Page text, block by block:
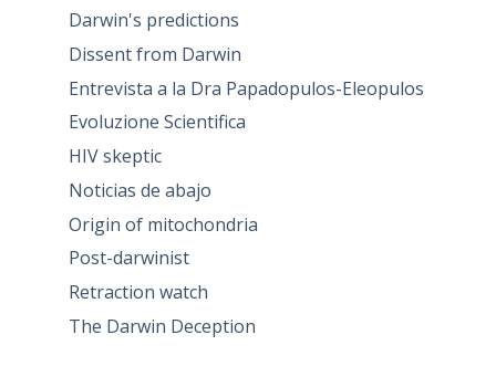
Darwin's predictions
Dissent from Darwin
Entrevista a la Dra Papadopulos-Eleopulos
Evoluzione Scientifica
HIV skeptic
Noticias de abajo
Origin of mitochondria
Post-darwinist
Retraction watch
The Darwin Deception